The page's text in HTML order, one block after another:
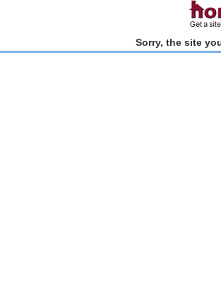
Sorry, the site